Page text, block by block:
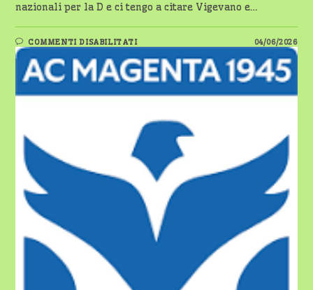
nazionali per la D e ci tengo a citare Vigevano e…
COMMENTI DISABILITATISU
A.C
MAGENTA
2025/2026
RESOCONTO
04/06/2026